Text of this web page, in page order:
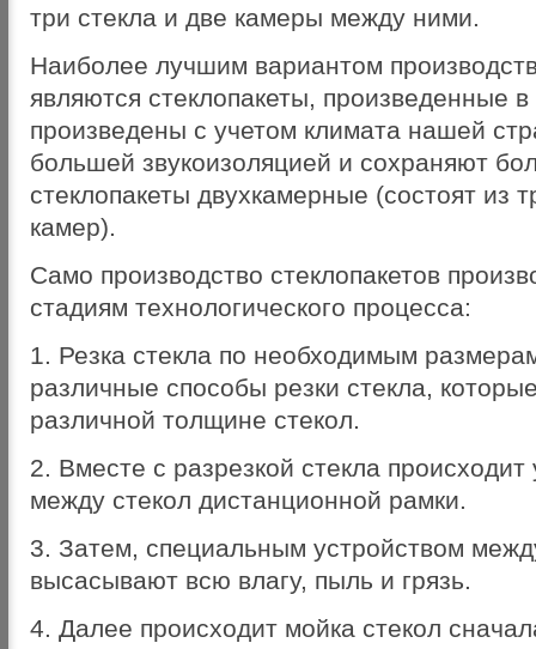
три стекла и две камеры между ними.
Наиболее лучшим вариантом
являются стеклопакеты, произведенные
произведены с учетом климата нашей
большей звукоизоляцией и сохраняют
стеклопакеты двухкамерные (состоят из
камер).
Само производство стеклопакетов
стадиям технологического процесса:
1. Резка стекла по необходимым
различные способы резки стекла,
различной толщине стекол.
2. Вместе с разрезкой стекла происходит
между стекол дистанционной рамки.
3. Затем, специальным устройством
высасывают всю влагу, пыль и грязь.
4. Далее происходит мойка стекол